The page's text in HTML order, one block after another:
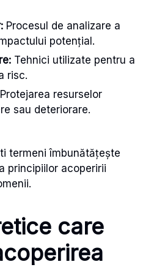
Procesul de analizare a
potențial.
Tehnici utilizate pentru a
risc.
Protejarea resurselor
sau deteriorare.
termeni îmbunătățește
principiilor acoperirii
care